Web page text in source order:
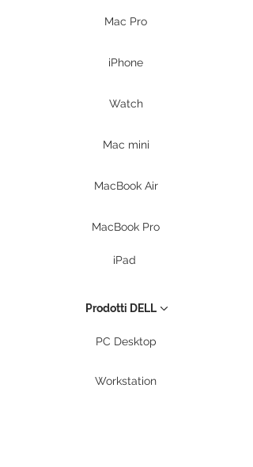
Mac Pro
iPhone
Watch
Mac mini
MacBook Air
MacBook Pro
iPad
Prodotti DELL
PC Desktop
Workstation